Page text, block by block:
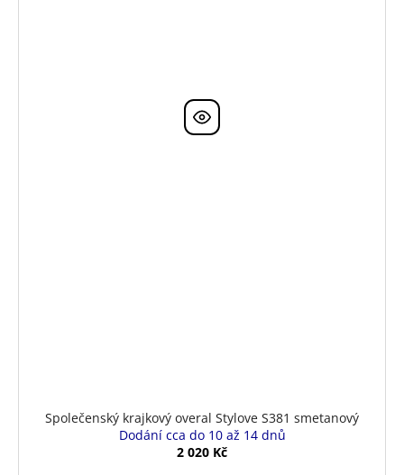
Společenský krajkový overal Stylove S381 smetanový
Dodání cca do 10 až 14 dnů
2 020 Kč